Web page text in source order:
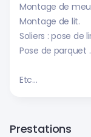
Montage de
Montage de lit.
Soliers : pose de
Pose de parquet .
Etc...
Prestations